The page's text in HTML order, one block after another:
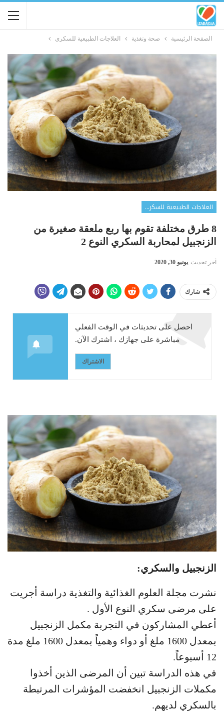
الصفحة الرئيسية صحة وتغذية العلاجات الطبيعية للسكري
العلاجات الطبيعية للسكري
8 طرق مختلفة تقوم بها ربع ملعقة صغيرة من
الزنجبيل لمحاربة السكري النوع 2
آخر تحديث يونيو 30, 2020
شارك
احصل على تحديثات في الوقت الفعلي
مباشرة على جهازك ، اشترك الآن.
الاشتراك
الزنجبيل والسكري:
نشرت مجلة العلوم الغذائية والتغذية دراسة أجريت
على مرضى سكري النوع الأول .
أعطي المشاركون في التجربة مكمل الزنجبيل
بمعدل 1600 ملغ أو دواء وهمياً بمعدل 1600 ملغ مدة
12 أسبوعاً.
في هذه الدراسة تبين أن المرضى الذين أخذوا
مكملات الزنجبيل انخفضت المؤشرات المرتبطة
بالسكري لديهم.